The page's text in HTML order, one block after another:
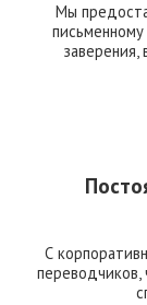
Мы
письменному
С